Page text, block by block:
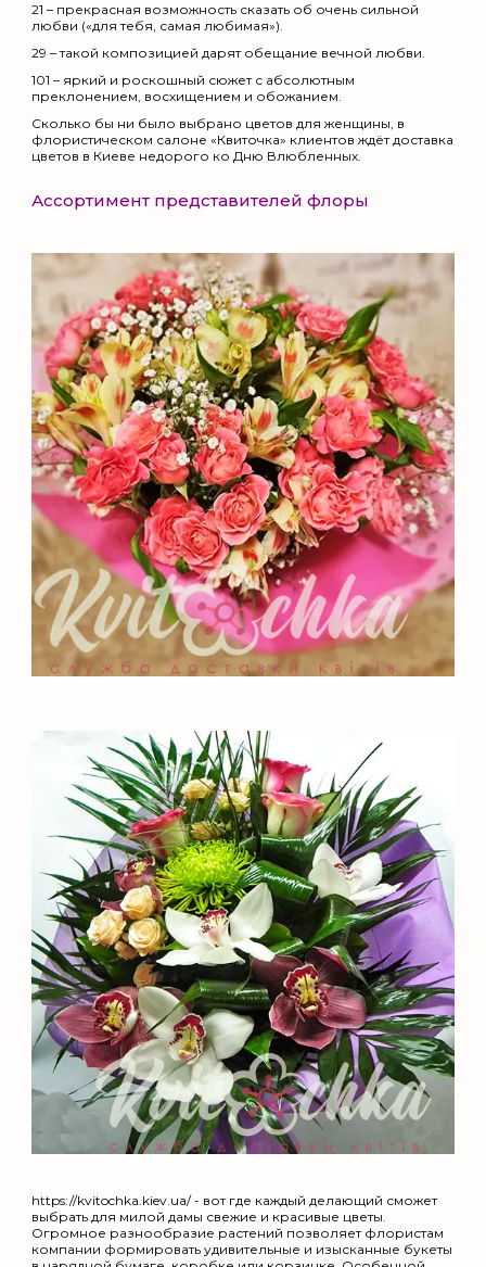
21 – прекрасная возможность сказать об очень сильной
любви («для тебя, самая любимая»).
29 – такой композицией дарят обещание вечной любви.
101 – яркий и роскошный сюжет с абсолютным
преклонением, восхищением и обожанием.
Сколько бы ни было выбрано цветов для женщины, в
флористическом салоне «Квиточка» клиентов ждёт доставка
цветов в Киеве недорого ко Дню Влюбленных.
Ассортимент представителей флоры
https://kvitochka.kiev.ua/ - вот где каждый делающий сможет
выбрать для милой дамы свежие и красивые цветы.
Огромное разнообразие растений позволяет флористам
компании формировать удивительные и изысканные букеты